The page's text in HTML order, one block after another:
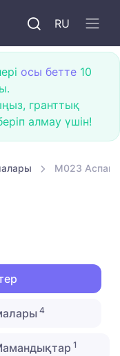
RU
осы бетте 10
гранттық
алмау үшін!
M023
4
1